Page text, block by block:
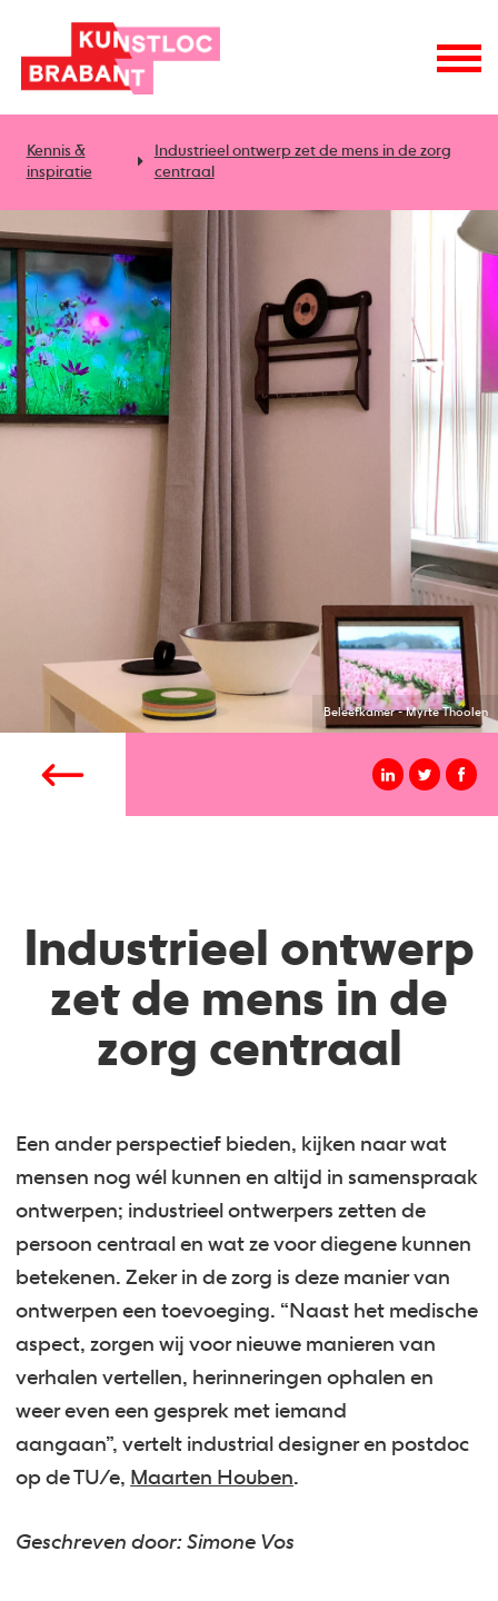
Kennis &
inspiratie
Industrieel ontwerp zet de mens in de zorg
centraal
Beleefkamer - Myrte Thoolen
Industrieel ontwerp
zet de mens in de
zorg centraal
Een ander perspectief bieden, kijken naar wat
mensen nog wél kunnen en altijd in samenspraak
ontwerpen; industrieel ontwerpers zetten de
persoon centraal en wat ze voor diegene kunnen
betekenen. Zeker in de zorg is deze manier van
ontwerpen een toevoeging. “Naast het medische
aspect, zorgen wij voor nieuwe manieren van
verhalen vertellen, herinneringen ophalen en
weer even een gesprek met iemand
aangaan”, vertelt industrial designer en postdoc
op de TU/e, Maarten Houben.
Geschreven door: Simone Vos